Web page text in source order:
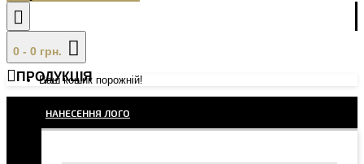
0 - 0 грн.
Ваш кошик порожній!
ПРОДУКЦІЯ
НАНЕСЕННЯ ЛОГО